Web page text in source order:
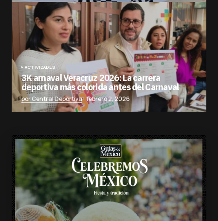
ACTIVIDADES
3K arnaval Veracruz 2026: La carrera
deportiva más colorida antes del Carnaval
por Central Deportiva febrero 2, 2026